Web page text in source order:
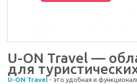
U-ON Travel —
для
U-ON Travel - это удобная и